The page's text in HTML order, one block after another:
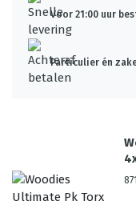
Voor 21:00 uur
Particulier én